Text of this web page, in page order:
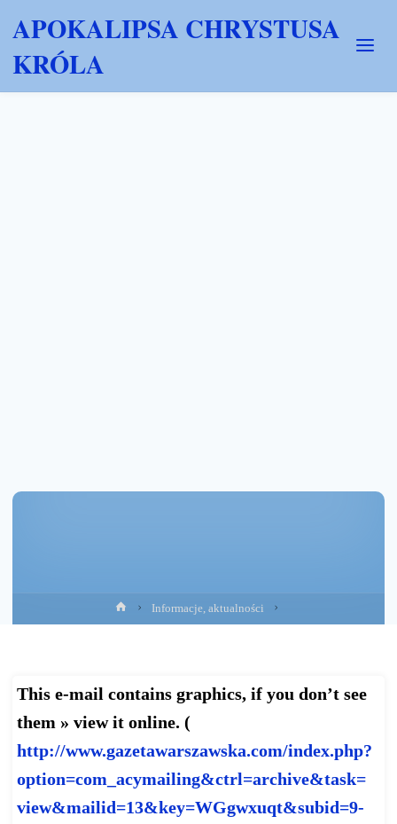
APOKALIPSA CHRYSTUSA
KRÓLA
Strona
główna
Informacje, aktualności
This e-mail contains graphics, if you don’t see
them » view it online. (
http://www.gazetawarszawska.com/index.php?
option=com_ acymailing&ctrl=archive&task=
view&mailid=13&key=WGgwxuqt&subid=9-